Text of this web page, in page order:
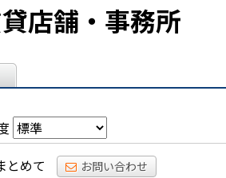
店舗・事務所
とめて お問い合わせ